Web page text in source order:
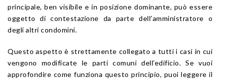
principale, ben visibile e in posizione dominante, può essere
oggetto di contestazione da parte dell’amministratore o
degli altri condomini.
Questo aspetto è strettamente collegato a tutti i casi in cui
vengono modificate le parti comuni dell’edificio. Se vuoi
approfondire come funziona questo principio, puoi leggere il